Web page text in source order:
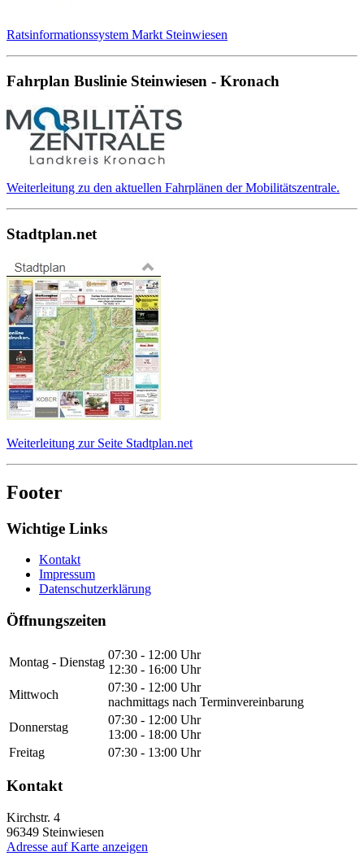
Ratsinformationssystem Markt Steinwiesen
Fahrplan Buslinie Steinwiesen - Kronach
Weiterleitung zu den aktuellen Fahrplänen der Mobilitätszentrale.
Stadtplan.net
Weiterleitung zur Seite Stadtplan.net
Footer
Wichtige Links
Kontakt
Impressum
Datenschutzerklärung
Öffnungszeiten
Montag - Dienstag
07:30 - 12:00 Uhr
12:30 - 16:00 Uhr
Mittwoch
07:30 - 12:00 Uhr
nachmittags nach Terminvereinbarung
Donnerstag
07:30 - 12:00 Uhr
13:00 - 18:00 Uhr
Freitag
07:30 - 13:00 Uhr
Kontakt
Kirchstr. 4
96349 Steinwiesen
Adresse auf Karte anzeigen